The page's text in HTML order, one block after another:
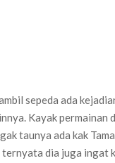
sepeda ada
Kayak
taunya ada kak
dia juga ingat